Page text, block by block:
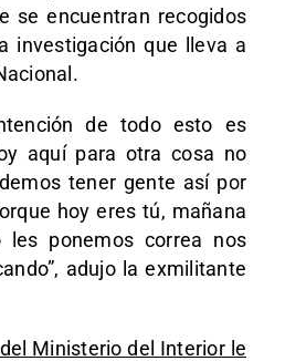
se encuentran recogidos
investigación que lleva a
de todo esto es
aquí para otra cosa no
tener gente así por
hoy eres tú, mañana
ponemos correa nos
adujo la exmilitante
del Ministerio del Interior le